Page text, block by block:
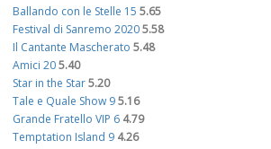
Ballando con le Stelle 15 5.65
Festival di Sanremo 20205.58
Il Cantante Mascherato 5.48
Amici 205.40
Star in the Star5.20
Tale e Quale Show 95.16
Grande Fratello VIP 6 4.79
Temptation Island 9 4.26